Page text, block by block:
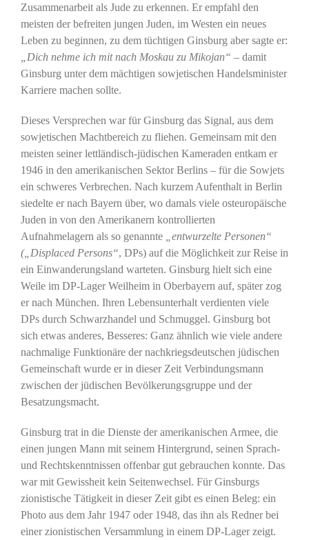
Zusammenarbeit als Jude zu erkennen. Er empfahl den
meisten der befreiten jungen Juden, im Westen ein neues
Leben zu beginnen, zu dem tüchtigen Ginsburg aber sagte er:
„Dich nehme ich mit nach Moskau zu Mikojan“ – damit
Ginsburg unter dem mächtigen sowjetischen Handelsminister
Karriere machen sollte.
Dieses Versprechen war für Ginsburg das Signal, aus dem
sowjetischen Machtbereich zu fliehen. Gemeinsam mit den
meisten seiner lettländisch-jüdischen Kameraden entkam er
1946 in den amerikanischen Sektor Berlins – für die Sowjets
ein schweres Verbrechen. Nach kurzem Aufenthalt in Berlin
siedelte er nach Bayern über, wo damals viele osteuropäische
Juden in von den Amerikanern kontrollierten
Aufnahmelagern als so genannte
„entwurzelte Personen“
(„Displaced Persons“, DPs) auf die Möglichkeit zur Reise in
ein Einwanderungsland warteten. Ginsburg hielt sich eine
Weile im DP-Lager Weilheim in Oberbayern auf, später zog
er nach München. Ihren Lebensunterhalt verdienten viele
DPs durch Schwarzhandel und Schmuggel. Ginsburg bot
sich etwas anderes, Besseres: Ganz ähnlich wie viele andere
nachmalige Funktionäre der nachkriegsdeutschen jüdischen
Gemeinschaft wurde er in dieser Zeit Verbindungsmann
zwischen der jüdischen Bevölkerungsgruppe und der
Besatzungsmacht.
Ginsburg trat in die Dienste der amerikanischen Armee, die
einen jungen Mann mit seinem Hintergrund, seinen Sprach-
und Rechtskenntnissen offenbar gut gebrauchen konnte. Das
war mit Gewissheit kein Seitenwechsel. Für Ginsburgs
zionistische Tätigkeit in dieser Zeit gibt es einen Beleg: ein
Photo aus dem Jahr 1947 oder 1948, das ihn als Redner bei
einer zionistischen Versammlung in einem DP-Lager zeigt.